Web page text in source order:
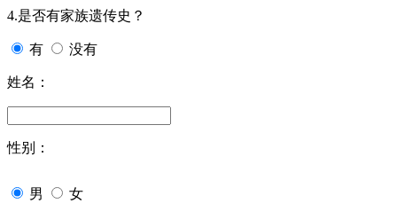
4.是否有家族遗传史？
有 没有
姓名：
性别：
男 女